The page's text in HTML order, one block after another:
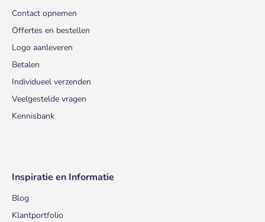
Contact opnemen
Offertes en bestellen
Logo aanleveren
Betalen
Individueel verzenden
Veelgestelde vragen
Kennisbank
Inspiratie en Informatie
Blog
Klantportfolio